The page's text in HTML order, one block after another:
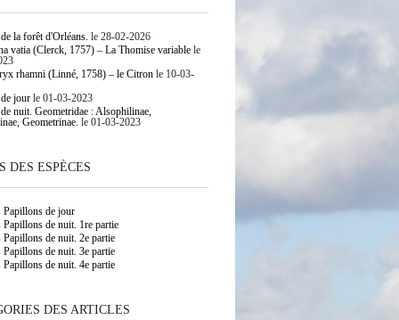
la forêt d'Orléans. le 28-02-2026
vatia (Clerck, 1757) – La Thomise variablele
rhamni (Linné, 1758) – le Citronle 10-03-
jourle 01-03-2023
nuit. Geometridae : Alsophilinae,
Geometrinae. le 01-03-2023
DES ESPÈCES
Papillons de jour
Papillons de nuit. 1re partie
Papillons de nuit. 2e partie
Papillons de nuit. 3e partie
Papillons de nuit. 4e partie
DES ARTICLES